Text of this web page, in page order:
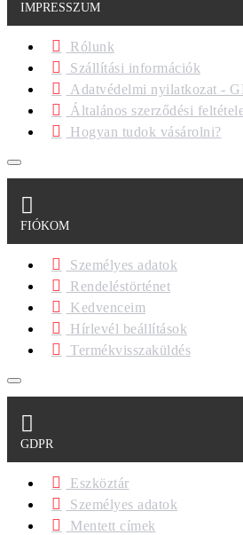
IMPRESSZUM
Rólunk
Szállítási információk
Adatvédelmi nyilatkozat -
Általános szerződési
Hogyan tudok vásárolni?
FIÓKOM
Személyes adatok
Rendeléstörténet
Kedvenceim
Hírlevél beállítások
Termékvisszaküldés
GDPR
Eszköztár
Személyes adatok
Mentett címek